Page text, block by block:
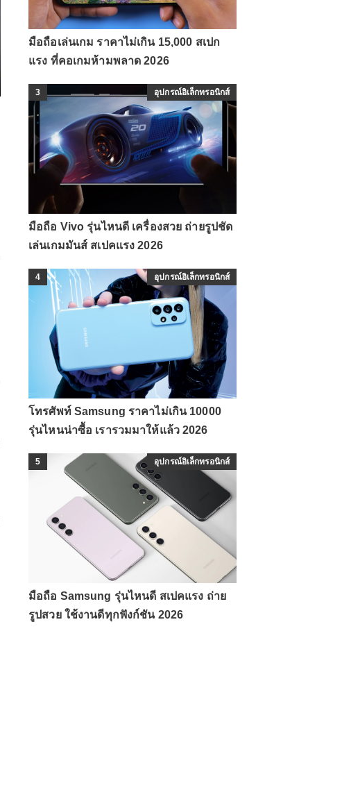
มือถือเล่นเกม ราคาไม่เกิน 15,000 สเปก
แรง ที่คอเกมห้ามพลาด 2026
3 อุปกรณ์อิเล็กทรอนิกส์
มือถือ Vivo รุ่นไหนดี เครื่องสวย ถ่ายรูปชัด
เล่นเกมมันส์ สเปคแรง 2026
4 อุปกรณ์อิเล็กทรอนิกส์
โทรศัพท์ Samsung ราคาไม่เกิน 10000
รุ่นไหนน่าซื้อ เรารวมมาให้แล้ว 2026
5 อุปกรณ์อิเล็กทรอนิกส์
มือถือ Samsung รุ่นไหนดี สเปคแรง ถ่าย
รูปสวย ใช้งานดีทุกฟังก์ชัน 2026